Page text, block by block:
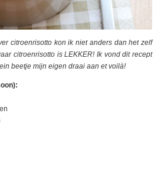
citroenrisotto kon ik niet anders dan het zelf
citroenrisotto is LEKKER! Ik vond dit recept
beetje mijn eigen draai aan et voilà!